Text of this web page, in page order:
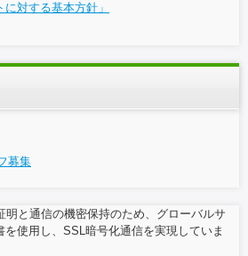
に対する基本方針」
募集
明と通信の機密保持のため、グローバルサ
使用し、SSL暗号化通信を実現していま